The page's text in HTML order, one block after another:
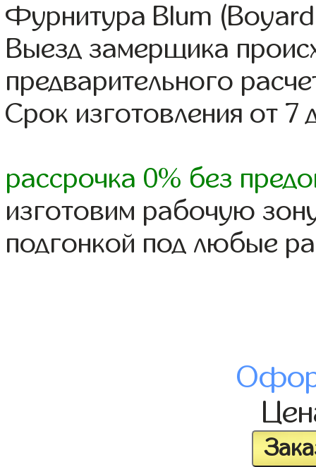
Фурнитура Blum
Выезд замерщика
предварительного
Срок изготовления от 7
рассрочка 0% без
изготовим рабочую
подгонкой под любые